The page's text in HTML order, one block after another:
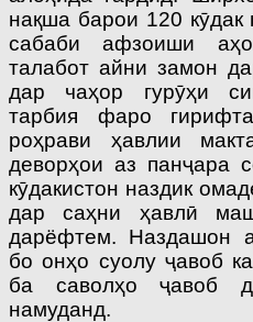
нақша барои 120
сабаби афзоиши
талабот айни замон
дар чаҳор гурӯҳи
тарбия фаро
роҳрави ҳавлии
деворҳои аз панҷара
кӯдакистон наздик
дар саҳни ҳавлӣ
дарёфтем. Наздашон
бо онҳо суолу ҷавоб
ба саволҳо ҷавоб
намуданд.